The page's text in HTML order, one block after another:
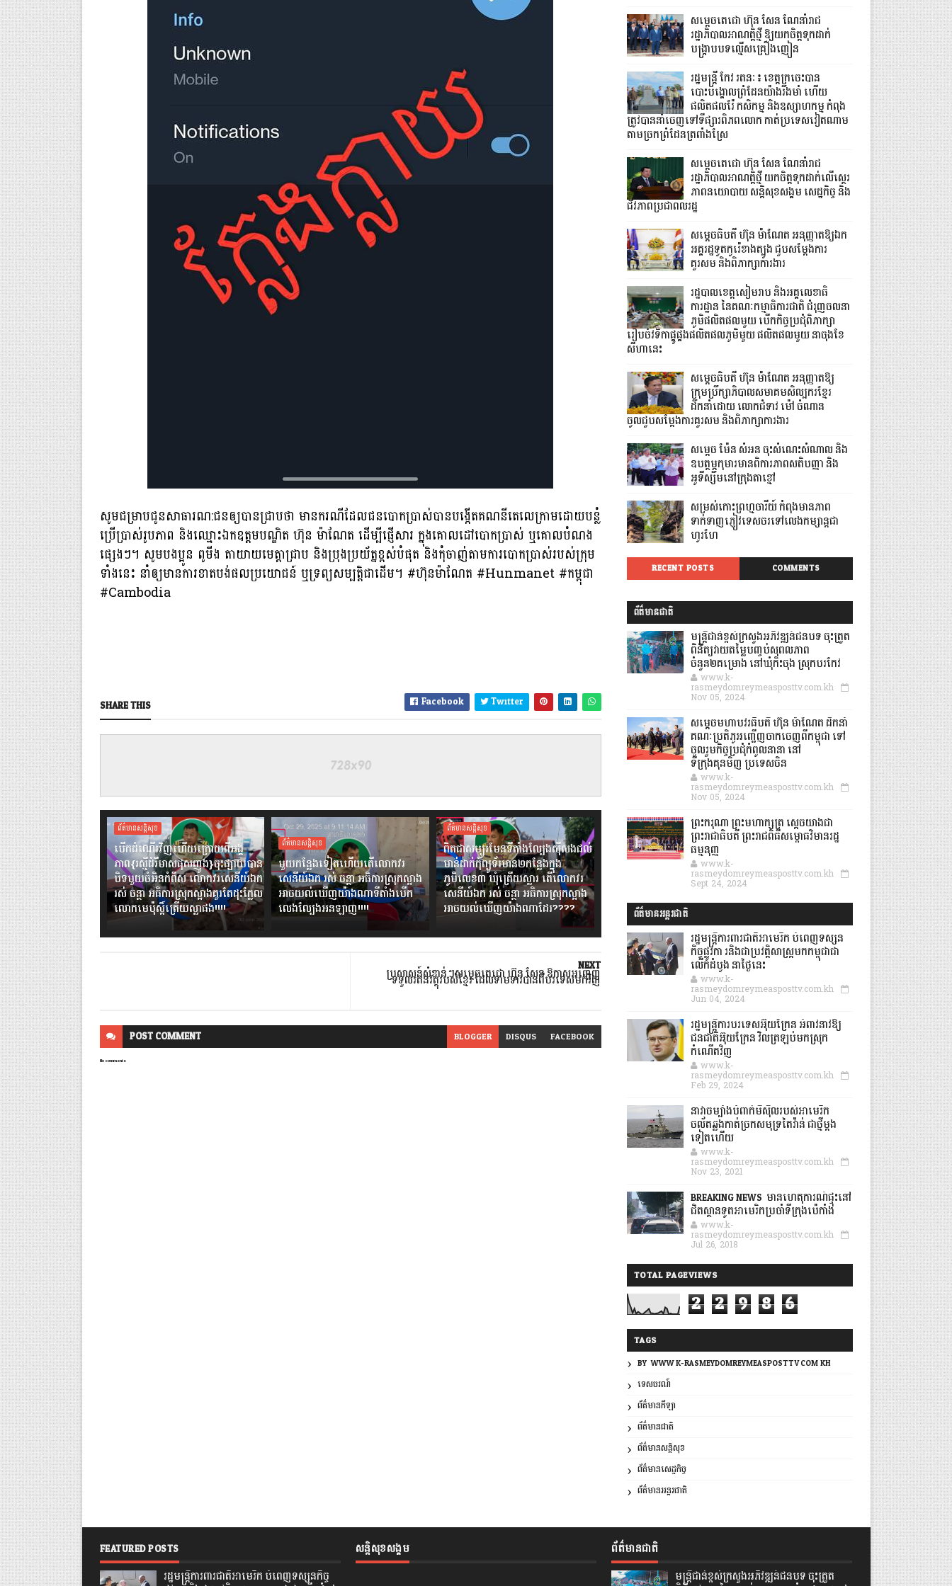
សូមជម្រាបជូនសាធារណ:ជនឲ្យបានជ្រាបថា​ មានករណីដែលជនបោកប្រាស់បានបង្កេីតគណនីតេលេក្រាមដោយបន្លំ
ប្រេីប្រាស់រូបភាព​ និងឈ្មោះឯកឧត្តមបណ្ឌិត​ ហ៊ុន ម៉ាណែត ដេីម្បីផ្ញេីសារ​ ក្នុងគោលដៅបោកប្រាស់​ ឬគោលបំណង
ផ្សេងៗ។ សូមបងប្អូន​ ពូមីង​ តាយាយមេត្តាជ្រាប​ និងប្រុងប្រយ័ត្នខ្ពស់បំផុត​ និងកុំចាញ់តាមការបោកប្រាស់របស់ក្រុម
ទាំងនេះ​ នាំឲ្យមានការខាតបង់ផលប្រយោជន៍​ ឬទ្រព្យសម្បត្តិជាដេីម។ #ហ៊ុនម៉ាណែត #Hunmanet #កម្ពុជា
#Cambodia
SHARE THIS Facebook Twitter
ព័ត៌មានសន្តិសុខ
បើកដំណើរវិញហើយក្រោយពីអង្គ
ភាព{រស្មីដំរីមាសផុសញូង}ចុះផ្សាយបាន
បិទមួយចំអិនកំពឹស លោកវរសេនីយ៍ឯក
រស់ ចន្ថា អធិការស្រុកស្អាងគួរតែដុះក្លែល
លោកមេប៉ុស្តិ៍ត្រើយស្លាផង!!!!
ព័ត៌មានសន្តិសុខ
មួយកន្លែងទៀតហើយតើលោកវរ
សេនីយ៍ឯក រស់ ចន្ថា អធិការស្រុកស្អាង
អាចយល់ឃើញយ៉ាងណាទីតាំងបើក
លេងល្បែងអនឡាញ!!!!
ព័ត៌មានសន្តិសុខ
ពិតជាសម្បូរមែនទីតាំងល្បែងស៊ីសងជល់
មាន់ដាក់កុំព្យូទ័រមាន២កន្លែងក្នុង
ភូមិលេខ៣ ឃុំត្រើយស្លារ តើលោកវរ
សេនីយ៍ឯក រស់ ចន្ថា អធិការស្រុកស្អាង
អាចយល់ឃើញយ៉ាងណាដែរ????
NEXT
ប្រសាសន៍សំខាន់ៗសម្តេចតេជោ ហ៊ុន សែន ឱកាសអញ្ជើញ
ទទួលរតនវត្ថុរបស់ខ្មែរ ដែលទាមទារបានពីបរទេសមកវិញ
POSTCOMMENT BLOGGER DISQUS FACEBOOK
No comments
សម្តេចតេជោ ហ៊ុន សែន ណែនាំរាជ
រដ្ឋាភិបាលអាណត្តិថ្មី ឱ្យយកចិត្តទុកដាក់
បង្ក្រាបបទល្មើសគ្រឿងញៀន
រដ្ឋមន្ត្រី កែវ រតនៈ៖ ខេត្តក្រចេះបាន
បោះបង្គោលព្រំដែនយ៉ាងរឹងមាំ ហើយ
ផលិតផលរ៉ែ កសិកម្ម និងឧស្សាហកម្ម កំពុង
ត្រូវបាននាំចេញទៅទីផ្សារពិភពលោក កាត់ប្រទេសវៀតណាម
តាមច្រកព្រំដែនត្រពាំងស្រែ
សម្តេចតេជោ ហ៊ុន សែន ណែនាំរាជ
រដ្ឋាភិបាលអាណត្តិថ្មី យកចិត្តទុកដាក់លើស្ថេរ
ភាពនយោបាយ សន្តិសុខសង្គម សេដ្ឋកិច្ច និង
ជីវភាពប្រជាពលរដ្ឋ
សម្តេចធិបតី ហ៊ុន ម៉ាណែត អនុញ្ញាតឱ្យឯក
អគ្គរដ្ឋទូតកូរ៉េខាងត្បូង ជួបសម្តែងការ
គួរសម និងពិភាក្សាការងារ
រដ្ឋបាលខេត្តសៀមរាប និងអគ្គលេខាធិ
ការដ្ឋាន នៃគណៈកម្មាធិការជាតិ ជំរុញចលនា
ភូមិផលិតផលមួយ បើកកិច្ចប្រជុំពិភាក្សា
រៀបចំវទិកាផ្គូផ្គងផលិតផលភូមិមួយ ផលិតផលមួយ នាចុងខែ
សីហានេះ
សម្តេចធិបតី ហ៊ុន ម៉ាណែត អនុញ្ញាតឱ្យ
ក្រុមប្រឹក្សាភិបាលសមាគមសិល្បករខ្មែរ
ដឹកនាំដោយ លោកជំទាវ ម៉ៅ ចំណាន
ចូលជួបសម្ដែងការគួរសម និងពិភាក្សាការងារ
សម្តេច ម៉ែន សំអន ចុះសំណេះសំណាល និង
ឧបត្ថម្ភកុមារមានពិការភាពសតិបញ្ញា និង
អូទីស្សឹមនៅក្រុងតាខ្មៅ
សម្រស់កោះព្រហ្មចារីយ៍ កំពុងមានភាព
ទាក់ទាញភ្ញៀវទេសចរទៅលេងកម្សាន្តជា
ហូរហែ
RECENT POSTS COMMENTS
ព័ត៌មានជាតិ
មន្ត្រីជាន់ខ្ពស់ក្រសួងអភិវឌ្ឍន៍ជនបទ ចុះត្រួត
ពិនិត្យវាយតម្លៃបញ្ចប់សុពលភាព
ចំនួន២គម្រោង នៅឃុំកិះចុង ស្រុកបរកែវ
www.k-
rasmeydomreymeasposttv.com.kh
Nov 05, 2024
សម្តេចមហាបវរធិបតី ហ៊ុន ម៉ាណែត ដឹកនាំ
គណៈប្រតិភូអញ្ជើញចាកចេញពីកម្ពុជា ទៅ
ចូលរួមកិច្ចប្រជុំកំពូលនានា នៅ
ទីក្រុងគុនមិញ ប្រទេសចិន
www.k-
rasmeydomreymeasposttv.com.kh
Nov 05, 2024
ព្រះករុណា ព្រះមហាក្សត្រ ស្តេចយាងជា
ព្រះរាជាធិបតី ព្រះរាជពិធីសម្ពោធវិមានរដ្ឋ
ធម្មនុញ្ញ
www.k-
rasmeydomreymeasposttv.com.kh
Sept 24, 2024
ព័ត៌មានអន្តរជាតិ
រដ្ឋមន្រ្តីការពារជាតិអាមេរិក បំពេញទស្សន
កិច្ចផ្លូវកា រនិងជាប្រវត្តិសាស្រ្តមកកម្ពុជាជា
លើកដំបូង នាថ្ងៃនេះ
www.k-
rasmeydomreymeasposttv.com.kh
Jun 04, 2024
រដ្ឋមន្ត្រីការបរទេសអ៊ុយក្រែន អំពាវនាវឱ្យ
ជនជាតិអ៊ុយក្រែន វិលត្រឡប់មកស្រុក
កំណើតវិញ
www.k-
rasmeydomreymeasposttv.com.kh
Feb 29, 2024
នាវាចម្បាំងបំពាក់មីស៊ីលរបស់អាមេរិក
ចល័តឆ្លងកាត់ច្រកសមុទ្រតៃវ៉ាន់ ជាថ្មីម្តង
ទៀតហើយ
www.k-
rasmeydomreymeasposttv.com.kh
Nov 23, 2021
BREAKING NEWS: មានហេតុការណ៍ផ្ទុះនៅ
ជិតស្ថានទូតអាមេរិកប្រចាំទីក្រុងប៉េកាំង
www.k-
rasmeydomreymeasposttv.com.kh
Jul 26, 2018
TOTAL PAGEVIEWS
2 2 9 8 6
TAGS
BY: WWW.K-RASMEYDOMREYMEASPOSTTV.COM.KH
ទេសចរណ៍
ព័ត៌មានកីឡា
ព័ត៌មានជាតិ
ព័ត៌មានសន្តិសុខ
ព័ត៌មានសេដ្ឋកិច្ច
ព័ត៌មានអន្តរជាតិ
FEATURED POSTS
រដ្ឋមន្រ្តីការពារជាតិអាមេរិក បំពេញទស្សនកិច្ច
សន្តិសុខសង្គម
ព័ត៌មានជាតិ
មន្ត្រីជាន់ខ្ពស់ក្រសួងអភិវឌ្ឍន៍ជនបទ ចុះត្រួត